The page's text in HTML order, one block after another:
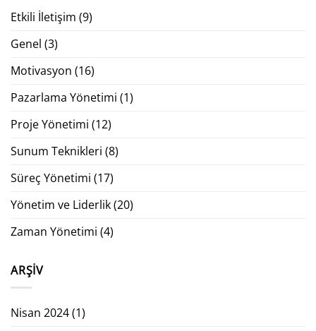
Etkili İletişim (9)
Genel (3)
Motivasyon (16)
Pazarlama Yönetimi (1)
Proje Yönetimi (12)
Sunum Teknikleri (8)
Süreç Yönetimi (17)
Yönetim ve Liderlik(20)
Zaman Yönetimi (4)
ARŞIV
Nisan 2024(1)